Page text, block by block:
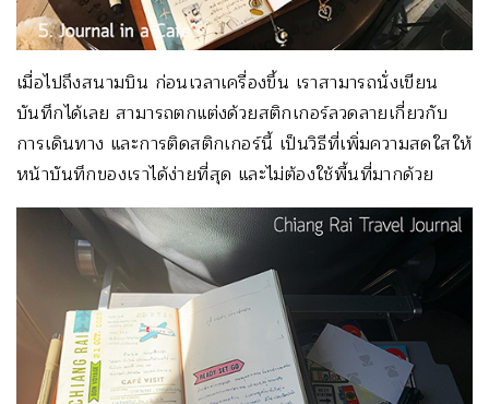
เมื่อไปถึงสนามบิน ก่อนเวลาเครื่องขึ้น เราสามารถนั่งเขียน
บันทึกได้เลย สามารถตกแต่งด้วยสติกเกอร์ลวดลายเกี่ยวกับ
การเดินทาง และการติดสติกเกอร์นี้ เป็นวิธีที่เพิ่มความสดใสให้
หน้าบันทึกของเราได้ง่ายที่สุด และไม่ต้องใช้พื้นที่มากด้วย